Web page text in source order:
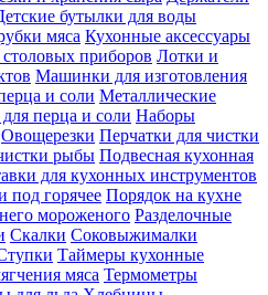
бутылки для воды
мяса Кухонные аксессуары
приборов Лотки и
Машинки для изготовления
и соли Металлические
перца и соли Наборы
Овощерезки Перчатки для чистки
рыбы Подвесная кухонная
для кухонных инструментов
под горячее Порядок на кухне
мороженого Разделочные
Скалки Соковыжималки
Таймеры кухонные
мяса Термометры